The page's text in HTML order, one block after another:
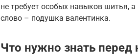
не требует особых навыков шитья,
слово – подушка валентинка.
Что нужно знать перед